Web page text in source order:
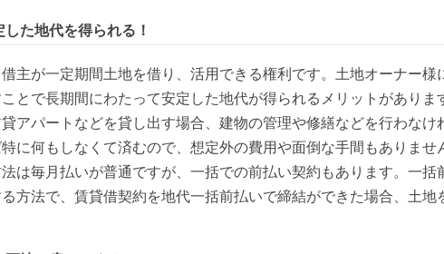
した地代を得られる！
主が一定期間土地を借り、活用できる権利です。土地オーナー
とで長期間にわたって安定した地代が得られるメリットがありま
アパートなどを貸し出す場合、建物の管理や修繕などを行わな
に何もしなくて済むので、想定外の費用や面倒な手間もありませ
は毎月払いが普通ですが、一括での前払い契約もあります。一
方法で、賃貸借契約を地代一括前払いで締結ができた場合、土